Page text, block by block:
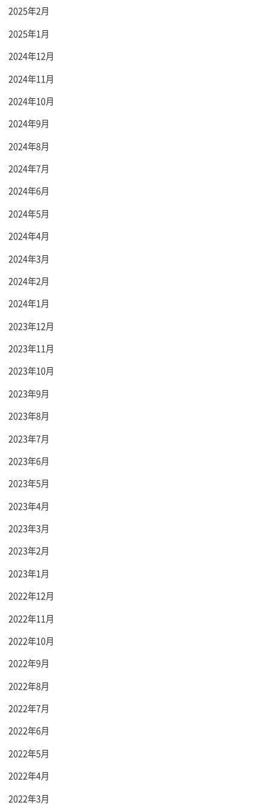
2025年2月
2025年1月
2024年12月
2024年11月
2024年10月
2024年9月
2024年8月
2024年7月
2024年6月
2024年5月
2024年4月
2024年3月
2024年2月
2024年1月
2023年12月
2023年11月
2023年10月
2023年9月
2023年8月
2023年7月
2023年6月
2023年5月
2023年4月
2023年3月
2023年2月
2023年1月
2022年12月
2022年11月
2022年10月
2022年9月
2022年8月
2022年7月
2022年6月
2022年5月
2022年4月
2022年3月